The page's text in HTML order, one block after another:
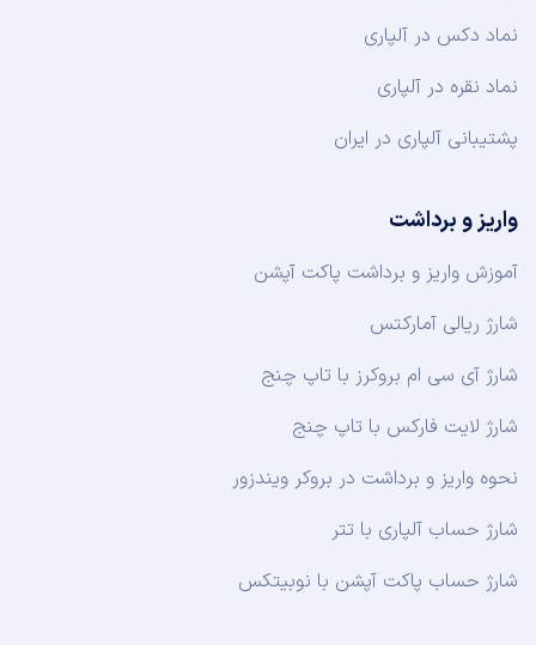
نماد دکس در آلپاری
نماد نقره در آلپاری
پشتیبانی آلپاری در ایران
واریز و برداشت
آموزش واریز و برداشت پاکت آپشن
شارژ ریالی آمارکتس
شارژ آی سی ام بروکرز با تاپ چنج
شارژ لایت فارکس با تاپ چنج
نحوه واریز و برداشت در بروکر ویندزور
شارژ حساب آلپاری با تتر
شارژ حساب پاکت آپشن با نوبیتکس